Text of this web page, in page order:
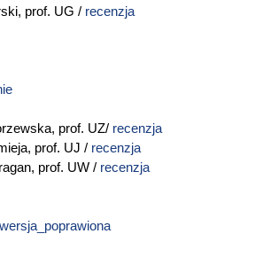
prof. UG / recenzja
prof. UZ/ recenzja
prof. UJ / recenzja
prof. UW / recenzja